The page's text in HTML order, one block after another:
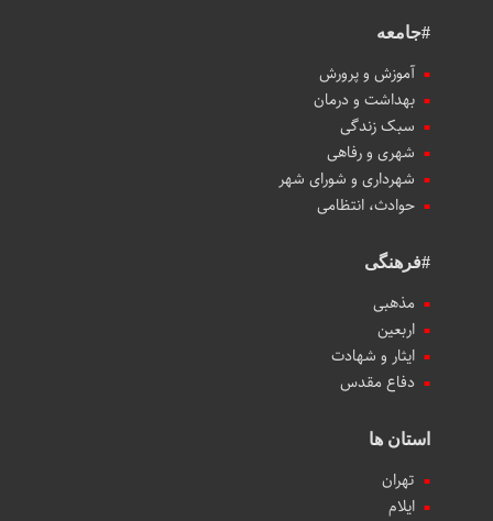
#جامعه
آموزش و پرورش
بهداشت و درمان
سبک زندگی
شهری و رفاهی
شهرداری و شورای شهر
حوادث، انتظامی
#فرهنگی
مذهبی
اربعین
ایثار و شهادت
دفاع مقدس
استان ها
تهران
ایلام